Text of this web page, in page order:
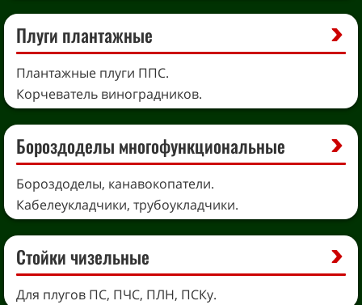
Плуги плантажные
Плантажные плуги ППС.
Корчеватель виноградников.
Бороздоделы многофункциональные
Бороздоделы, канавокопатели.
Кабелеукладчики, трубоукладчики.
Стойки чизельные
Для плугов ПС, ПЧС, ПЛН, ПСКу.